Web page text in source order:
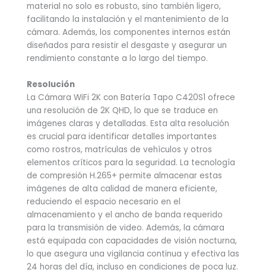
material no solo es robusto, sino también ligero,
facilitando la instalación y el mantenimiento de la
cámara. Además, los componentes internos están
diseñados para resistir el desgaste y asegurar un
rendimiento constante a lo largo del tiempo.
Resolución
La Cámara WiFi 2K con Batería Tapo C420S1 ofrece
una resolución de 2K QHD, lo que se traduce en
imágenes claras y detalladas. Esta alta resolución
es crucial para identificar detalles importantes
como rostros, matrículas de vehículos y otros
elementos críticos para la seguridad. La tecnología
de compresión H.265+ permite almacenar estas
imágenes de alta calidad de manera eficiente,
reduciendo el espacio necesario en el
almacenamiento y el ancho de banda requerido
para la transmisión de video. Además, la cámara
está equipada con capacidades de visión nocturna,
lo que asegura una vigilancia continua y efectiva las
24 horas del día, incluso en condiciones de poca luz.